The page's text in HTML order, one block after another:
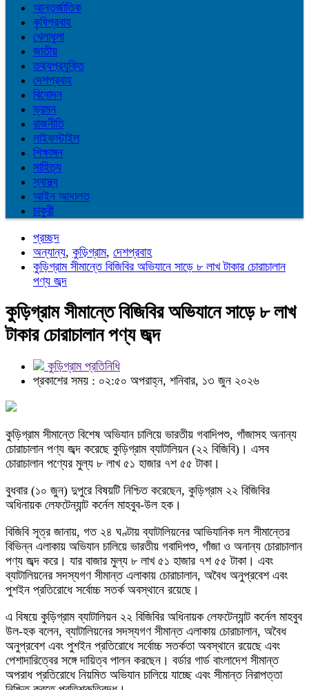
আন্তর্জাতিক
কৃষিপ্রবাহ
খেলাধুলা
জাতীয়
তথ্যপ্রযুক্তি
দেশপ্রবাহ
বিনোদন
ভ্রমন
রাজনীতি
লাইফস্টাইল
শিক্ষাঙ্গন
সাহিত্য
স্বাস্থ্য
আইন আদালত
চাকুরী
প্রচ্ছদ
অন্যান্য, কুড়িগ্রাম, দেশপ্রবাহ
কুড়িগ্রাম সীমান্তে বিজিবির অভিযানে সাড়ে ৮ লাখ টাকার চোরাচালান
পণ্য জব্দ
কুড়িগ্রাম সীমান্তে বিজিবির অভিযানে সাড়ে ৮ লাখ
টাকার চোরাচালান পণ্য জব্দ
কুড়িগ্রাম প্রতিনিধি
প্রকাশের সময় : ০২:৫০ অপরাহ্ন, শনিবার, ১৩ জুন ২০২৬
কুড়িগ্রাম সীমান্তে বিশেষ অভিযান চালিয়ে ভারতীয় গবাদিপশু, গাঁজাসহ অনান্য
চোরাচালান পণ্য জব্দ করেছে কুড়িগ্রাম ব্যাটালিয়ন (২২ বিজিবি)। এসব
চোরাচালান পণ্যের মুল্য ৮ লাখ ৫১ হাজার ৭শ ৫৫ টাকা।
বুধবার (১০ জুন) দুপুরে বিষয়টি নিশ্চিত করেছেন, কুড়িগ্রাম ২২ বিজিবির
অধিনায়ক লেফটেন্যান্ট কর্নেল মাহবুব-উল হক।
বিজিবি সূত্র জানায়, গত ২৪ ঘণ্টায় ব্যাটালিয়নের আভিযানিক দল সীমান্তের
বিভিন্ন এলাকায় অভিযান চালিয়ে ভারতীয় গবাদিপশু, গাঁজা ও অনান্য চোরাচালান
পণ্য জব্দ করে। যার বাজার মুল্য ৮ লাখ ৫১ হাজার ৭শ ৫৫ টাকা। এবং
ব্যাটালিয়নের সদস্যগণ সীমান্ত এলাকায় চোরাচালান, অবৈধ অনুপ্রবেশ এবং
পুশইন প্রতিরোধে সর্বোচ্চ সতর্ক অবস্থানে রয়েছে।
এ বিষয়ে কুড়িগ্রাম ব্যাটালিয়ন ২২ বিজিবির অধিনায়ক লেফটেন্যান্ট কর্নেল মাহবুব
উল-হক বলেন, ব্যাটালিয়নের সদস্যগণ সীমান্ত এলাকায় চোরাচালান, অবৈধ
অনুপ্রবেশ এবং পুশইন প্রতিরোধে সর্বোচ্চ সতর্কতা অবস্থানে রয়েছে এবং
পেশাদারিত্বের সঙ্গে দায়িত্ব পালন করছেন। বর্ডার গার্ড বাংলাদেশ সীমান্ত
অপরাধ প্রতিরোধে নিয়মিত অভিযান চালিয়ে যাচ্ছে এবং সীমান্ত নিরাপত্তা